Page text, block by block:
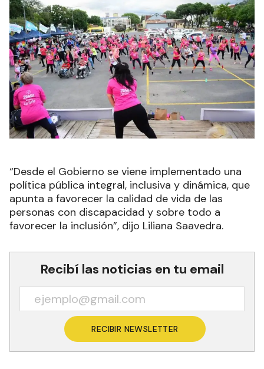
“Desde el Gobierno se viene implementado una
política pública integral, inclusiva y dinámica, que
apunta a favorecer la calidad de vida de las
personas con discapacidad y sobre todo a
favorecer la inclusión”, dijo Liliana Saavedra.
Recibí las noticias en tu email
RECIBIR NEWSLETTER